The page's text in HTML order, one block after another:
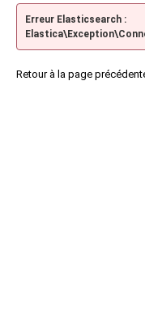
Erreur Elasticsearch :
Retour à la page